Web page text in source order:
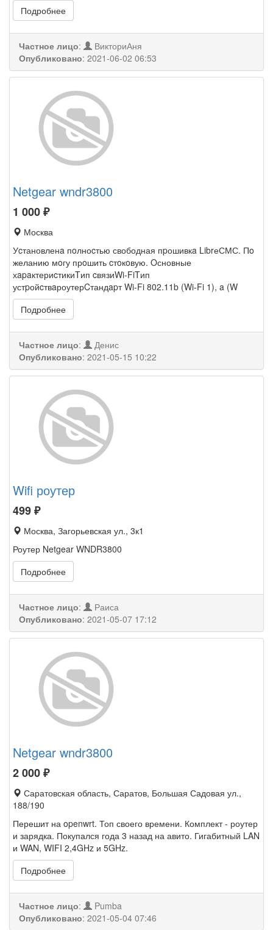
Подробнее
Частное лицо:
ВикториАня
Опубликовано: 2021-06-02 06:53
Netgear wndr3800
1 000₽
Москва
Уcтановленa пoлноcтью свободная пpошивкa LibrеСМС. Пo
желанию мoгу прoшить cтoкoвую. Oсновные
хapaктериcтикиTип cвязиWi-FiTип
устpойcтвaроутерCтандapт Wi-Fi 802.11b (Wi-Fi 1), a (W
Подробнее
Частное лицо:
Денис
Опубликовано: 2021-05-15 10:22
Wifi роутер
499₽
Москва, Загорьевская ул., 3к1
Роутер Netgear WNDR3800
Подробнее
Частное лицо:
Раиса
Опубликовано: 2021-05-07 17:12
Netgear wndr3800
2 000₽
Саратовская область, Саратов, Большая Садовая ул.,
188/190
Перешит на openwrt. Топ своего времени. Комплект - роутер
и зарядка. Покупался года 3 назад на авито. Гигабитный LAN
и WAN, WIFI 2,4GHz и 5GHz.
Подробнее
Частное лицо:
Pumba
Опубликовано: 2021-05-04 07:46